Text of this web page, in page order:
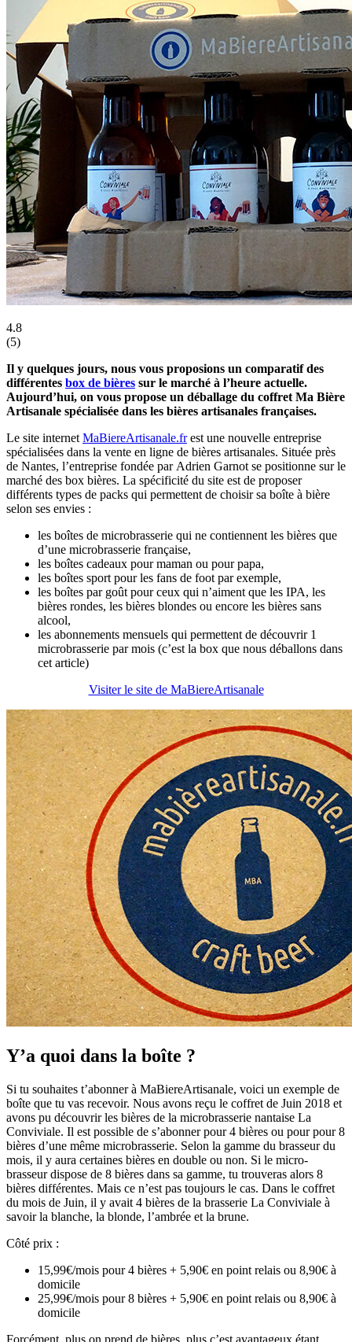
4.8
(5)
Il y quelques jours, nous vous proposions un comparatif des
différentes box de bières sur le marché à l’heure actuelle.
Aujourd’hui, on vous propose un déballage du coffret Ma Bière
Artisanale spécialisée dans les bières artisanales françaises.
Le site internet MaBiereArtisanale.frest une nouvelle entreprise
spécialisées dans la vente en ligne de bières artisanales. Située près
de Nantes, l’entreprise fondée par Adrien Garnot se positionne sur le
marché des box bières. La spécificité du site est de proposer
différents types de packs qui permettent de choisir sa boîte à bière
selon ses envies :
les boîtes de microbrasserie qui ne contiennent les bières que
d’une microbrasserie française,
les boîtes cadeaux pour maman ou pour papa,
les boîtes sport pour les fans de foot par exemple,
les boîtes par goût pour ceux qui n’aiment que les IPA, les
bières rondes, les bières blondes ou encore les bières sans
alcool,
les abonnements mensuels qui permettent de découvrir 1
microbrasserie par mois (c’est la box que nous déballons dans
cet article)
Visiter le site de MaBiereArtisanale
Y’a quoi dans la boîte ?
Si tu souhaites t’abonner à MaBiereArtisanale, voici un exemple de
boîte que tu vas recevoir. Nous avons reçu le coffret de Juin 2018 et
avons pu découvrir les bières de la microbrasserie nantaise La
Conviviale. Il est possible de s’abonner pour 4 bières ou pour pour 8
bières d’une même microbrasserie. Selon la gamme du brasseur du
mois, il y aura certaines bières en double ou non. Si le micro-
brasseur dispose de 8 bières dans sa gamme, tu trouveras alors 8
bières différentes. Mais ce n’est pas toujours le cas. Dans le coffret
du mois de Juin, il y avait 4 bières de la brasserie La Conviviale à
savoir la blanche, la blonde, l’ambrée et la brune.
Côté prix :
15,99€/mois pour 4 bières + 5,90€ en point relais ou 8,90€ à
domicile
25,99€/mois pour 8 bières + 5,90€ en point relais ou 8,90€ à
domicile
Forcément, plus on prend de bières, plus c’est avantageux étant